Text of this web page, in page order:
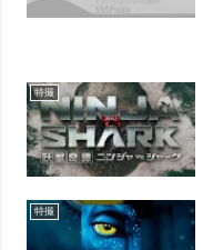
特撮
特撮